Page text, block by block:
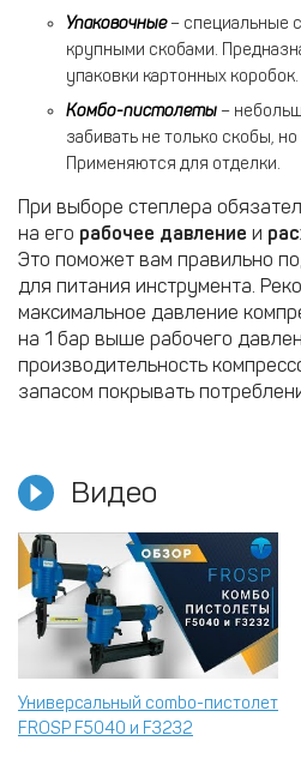
Видео
Универсальный combo-пистолет
FROSP F5040 и F3232
Упаковочные– специальные
крупными скобами.
упаковки картонных коробок.
Комбо-пистолеты –
забивать не только скобы,
Применяются для отделки.
При выборе степлера
на его рабочее давление и
Это поможет вам правильно
для питания инструмента.
максимальное давление
на 1 бар выше рабочего
производительность
запасом покрывать